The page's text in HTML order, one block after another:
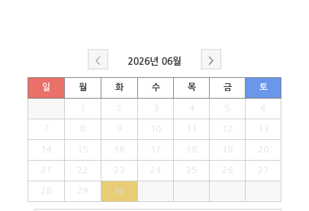
< 2026년 06월 >
일 월 화 수 목 금 토
1 2 3 4 5 6
7 8 9 10 11 12 13
14 15 16 17 18 19 20
21 22 23 24 25 26 27
28 29 30